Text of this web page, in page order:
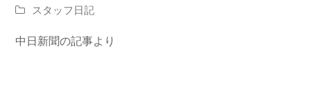
スタッフ日記
中日新聞の記事より